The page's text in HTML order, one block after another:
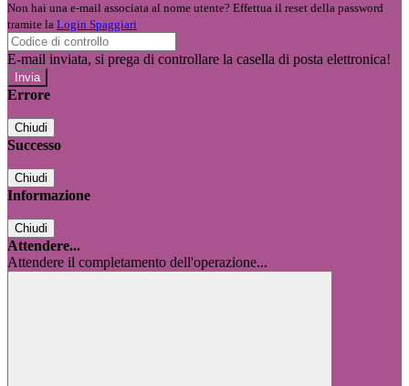
Non hai una e-mail associata al nome utente? Effettua il reset della password
tramite la Login Spaggiari
E-mail inviata, si prega di controllare la casella di posta elettronica!
Errore
Chiudi
Successo
Chiudi
Informazione
Chiudi
Attendere...
Attendere il completamento dell'operazione...